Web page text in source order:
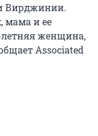
Вирджинии.
мама и ее
женщина,
Associated